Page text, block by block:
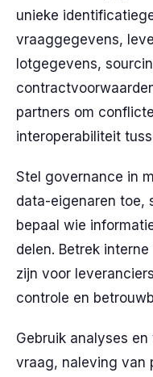
unieke
vraaggegevens,
lotgegevens,
partners om
interoperabiliteit
Stel governance in
data-eigenaren toe,
bepaal wie
delen. Betrek
zijn voor
controle en
Gebruik analyses
vraag, naleving van